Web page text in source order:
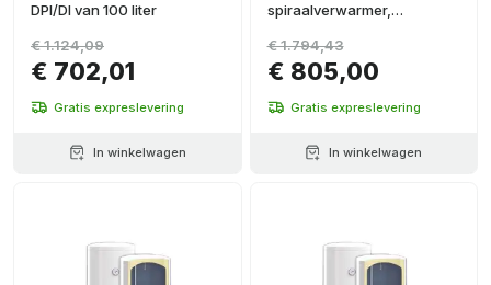
DPI/DI van 100 liter
€ 702,01
€ 1.124,09
Gratis expreslevering
In winkelwagen
spiraalverwarmer,
liter, diameter 560mm
€ 805,00
€ 1.794,43
Gratis expreslevering
In winkelwagen